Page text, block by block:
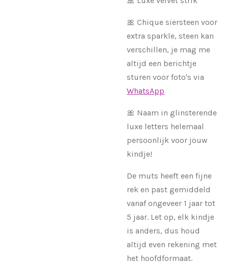
🎀 Chique siersteen voor
extra sparkle, steen kan
verschillen, je mag me
altijd een berichtje
sturen voor foto's via
WhatsApp
🎀 Naam in glinsterende
luxe letters helemaal
persoonlijk voor jouw
kindje!
De muts heeft een fijne
rek en past gemiddeld
vanaf ongeveer 1 jaar tot
5 jaar. Let op, elk kindje
is anders, dus houd
altijd even rekening met
het hoofdformaat.